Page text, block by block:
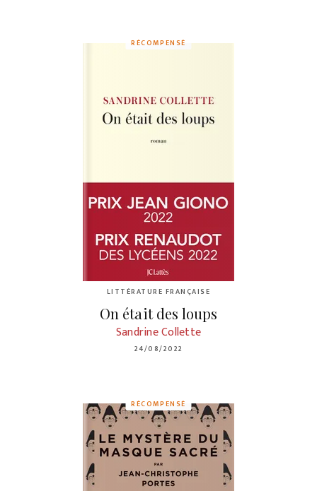
RÉCOMPENSÉ
LITTÉRATURE FRANÇAISE
On était des loups
Sandrine Collette
24/08/2022
RÉCOMPENSÉ